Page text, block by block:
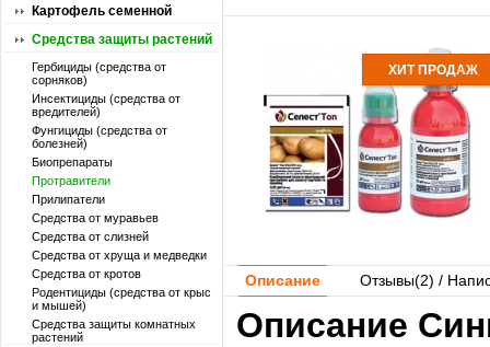
Картофель семенной
Средства защиты растений
Гербициды (средства от
сорняков)
Инсектициды (средства от
вредителей)
Фунгициды (средства от
болезней)
Биопрепараты
Протравители
Прилипатели
Средства от муравьев
Средства от слизней
Средства от хруща и медведки
Средства от кротов
Родентициды (средства от крыс
и мышей)
Средства защиты комнатных
растений
ХИТ ПРОДАЖ
Описание Отзывы(2) /
Описание